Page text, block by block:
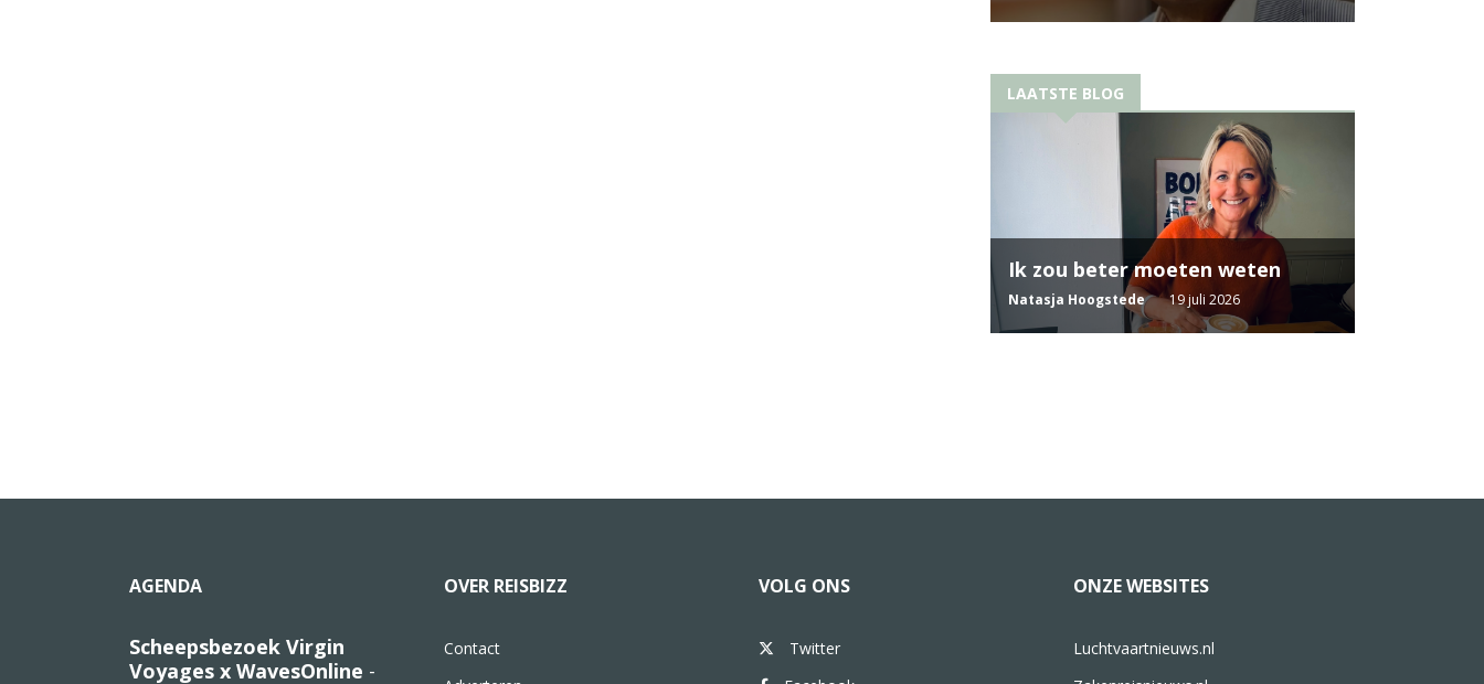
LAATSTE BLOG
Ik zou beter moeten weten
Natasja Hoogstede 19 juli 2026
AGENDA
Scheepsbezoek Virgin
Voyages x WavesOnline -
OVER REISBIZZ
Contact
VOLG ONS
Twitter
ONZE WEBSITES
Luchtvaartnieuws.nl